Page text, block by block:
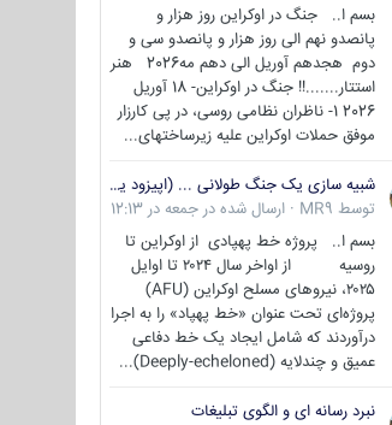
بسم ا.. جنگ در اوکراین روز هزار و
پانصدو نهم الی روز هزار و پانصدو سی و
دوم هجدهم آوریل الی دهم مه2026 هنر
استتار.......!! جنگ در اوکراین- 18 آوریل
2026 1- ناظران نظامی روسی، در پی کارزار
موفق حملات اوکراین علیه زیرساختهای...
شبیه سازی یک جنگ طولانی ... (اپیزود یکم : اوکراین )
توسط MR9
· ارسال شده در جمعه در 12:13
بسم ا.. پروژه خط پهپادی از اوکراین تا
روسیه از اواخر سال ۲۰۲۴ تا اوایل
۲۰۲۵، نیروهای مسلح اوکراین (AFU)
پروژه‌ای تحت عنوان «خط پهپاد» را به اجرا
درآوردند که شامل ایجاد یک خط دفاعی
عمیق و چندلایه (Deeply-echeloned)...
نبرد رسانه ای و الگوی تبلیغات